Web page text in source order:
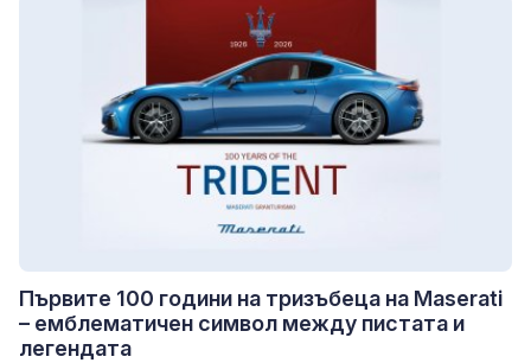
Първите 100 години на тризъбеца на Maserati
– емблематичен символ между пистата и
легендата